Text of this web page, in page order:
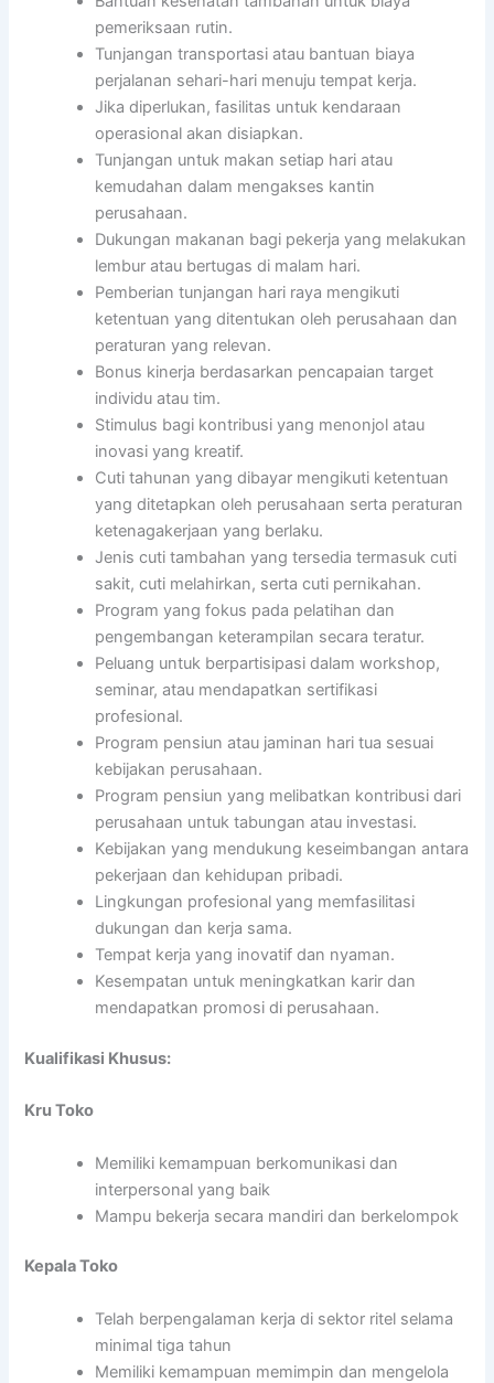
pemeriksaan rutin.
Tunjangan transportasi atau bantuan biaya
perjalanan sehari-hari menuju tempat kerja.
Jika diperlukan, fasilitas untuk kendaraan
operasional akan disiapkan.
Tunjangan untuk makan setiap hari atau
kemudahan dalam mengakses kantin
perusahaan.
Dukungan makanan bagi pekerja yang melakukan
lembur atau bertugas di malam hari.
Pemberian tunjangan hari raya mengikuti
ketentuan yang ditentukan oleh perusahaan dan
peraturan yang relevan.
Bonus kinerja berdasarkan pencapaian target
individu atau tim.
Stimulus bagi kontribusi yang menonjol atau
inovasi yang kreatif.
Cuti tahunan yang dibayar mengikuti ketentuan
yang ditetapkan oleh perusahaan serta peraturan
ketenagakerjaan yang berlaku.
Jenis cuti tambahan yang tersedia termasuk cuti
sakit, cuti melahirkan, serta cuti pernikahan.
Program yang fokus pada pelatihan dan
pengembangan keterampilan secara teratur.
Peluang untuk berpartisipasi dalam workshop,
seminar, atau mendapatkan sertifikasi
profesional.
Program pensiun atau jaminan hari tua sesuai
kebijakan perusahaan.
Program pensiun yang melibatkan kontribusi dari
perusahaan untuk tabungan atau investasi.
Kebijakan yang mendukung keseimbangan antara
pekerjaan dan kehidupan pribadi.
Lingkungan profesional yang memfasilitasi
dukungan dan kerja sama.
Tempat kerja yang inovatif dan nyaman.
Kesempatan untuk meningkatkan karir dan
mendapatkan promosi di perusahaan.
Kualifikasi Khusus:
Kru Toko
Memiliki kemampuan berkomunikasi dan
interpersonal yang baik
Mampu bekerja secara mandiri dan berkelompok
Kepala Toko
Telah berpengalaman kerja di sektor ritel selama
minimal tiga tahun
Memiliki kemampuan memimpin dan mengelola